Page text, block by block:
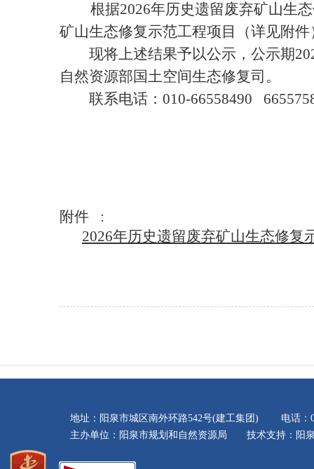
根据2026年历史遗留废弃矿山生态
矿山生态修复示范工程项目（详见附件
现将上述结果予以公示，公示期
自然资源部国土空间生态修复司。
联系电话：010-66558490
附件 :
2026年历史遗留废弃矿山生态修复
地址：阳泉市城区南外环路542号(建工集团) 电
主办单位：阳泉市规划和自然资源局 技术支持：